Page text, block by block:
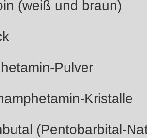
(weiß und braun)
Pulver
Kristalle
(Pentobarbital-